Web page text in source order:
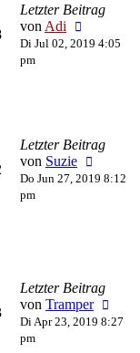
Letzter Beitrag
von Adi
Di Jul 02, 2019 4:05
pm
Letzter Beitrag
von Suzie
Do Jun 27, 2019 8:12
pm
Letzter Beitrag
von Tramper
Di Apr 23, 2019 8:27
pm